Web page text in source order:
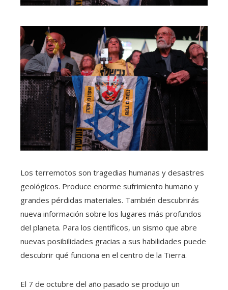
Los terremotos son tragedias humanas y desastres
geológicos. Produce enorme sufrimiento humano y
grandes pérdidas materiales. También descubrirás
nueva información sobre los lugares más profundos
del planeta. Para los científicos, un sismo que abre
nuevas posibilidades gracias a sus habilidades puede
descubrir qué funciona en el centro de la Tierra.
El 7 de octubre del año pasado se produjo un